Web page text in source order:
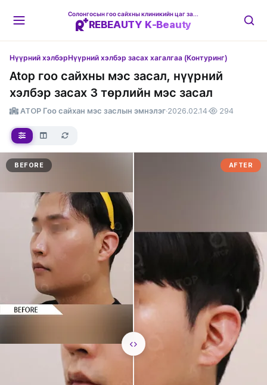
REBEAUTY K-Beauty
Нүүрний хэлбэрНүүрний хэлбэр засах хагалгаа (Контуринг)
Atop гоо сайхны мэс засал, нүүрний
хэлбэр засах 3 төрлийн мэс засал
ATOP Гоо сайхан мэс заслын эмнэлэг·2026.02.14· 294
AFTER
BEFORE